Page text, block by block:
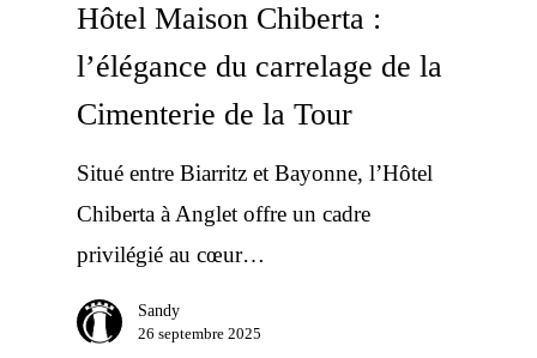
Hôtel Maison Chiberta :
l’élégance du carrelage de la
Cimenterie de la Tour
Situé entre Biarritz et Bayonne, l’Hôtel
Chiberta à Anglet offre un cadre
privilégié au cœur…
Sandy
26 septembre 2025